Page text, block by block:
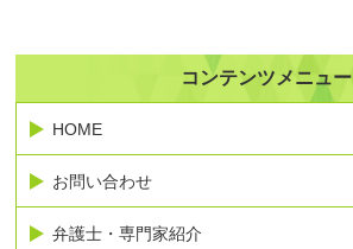
コンテンツメニュー
HOME
お問い合わせ
弁護士・専門家紹介